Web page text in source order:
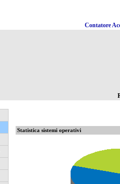
Contatore
Statistica sistemi operativi